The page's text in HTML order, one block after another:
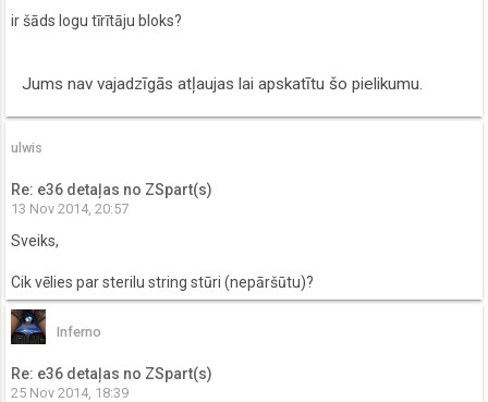
ir šāds logu tīrītāju bloks?
Jums nav vajadzīgās atļaujas lai apskatītu šo pielikumu.
ulwis
Re: e36 detaļas no ZSpart(s)
13 Nov 2014, 20:57
Sveiks,
Cik vēlies par sterilu string stūri (nepāršūtu)?
Inferno
Re: e36 detaļas no ZSpart(s)
25 Nov 2014, 18:39